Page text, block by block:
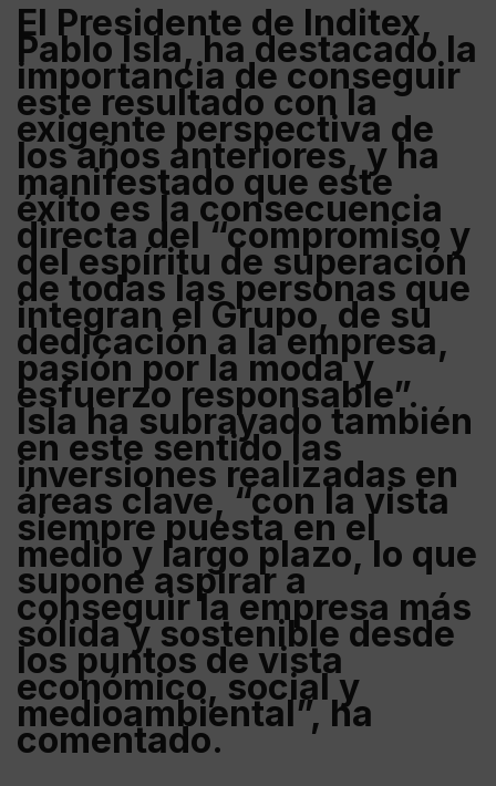
El Presidente de Inditex,
Pablo Isla, ha destacado la
importancia de conseguir
este resultado con la
exigente perspectiva de
los años anteriores, y ha
manifestado que este
éxito es la consecuencia
directa del “compromiso y
del espíritu de superación
de todas las personas que
integran el Grupo, de su
dedicación a la empresa,
pasión por la moda y
esfuerzo responsable”.
Isla ha subrayado también
en este sentido las
inversiones realizadas en
áreas clave, “con la vista
siempre puesta en el
medio y largo plazo, lo que
supone aspirar a
conseguir la empresa más
sólida y sostenible desde
los puntos de vista
económico, social y
medioambiental”, ha
comentado.